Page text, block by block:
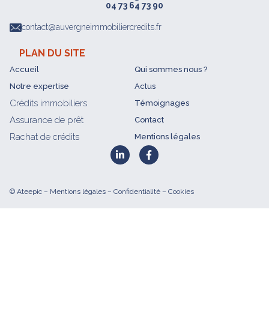
04 73 64 73 90
contact@auvergneimmobiliercredits.fr
PLAN DU SITE
Accueil
Notre expertise
Crédits immobiliers
Assurance de prêt
Rachat de crédits
Qui sommes nous ?
Actus
Témoignages
Contact
Mentions légales
© Ateepic – Mentions légales – Confidentialité – Cookies